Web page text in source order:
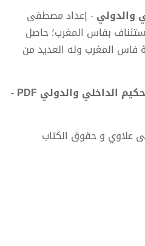
والدولي- إعداد مصطفى
بفاس المغرب؛ حاصل
فاس المغرب وله العديد من
تحميل كتاب ورقة حول التحكيم الداخلي والدولي PDF -
علاوي و حقوق الكتاب